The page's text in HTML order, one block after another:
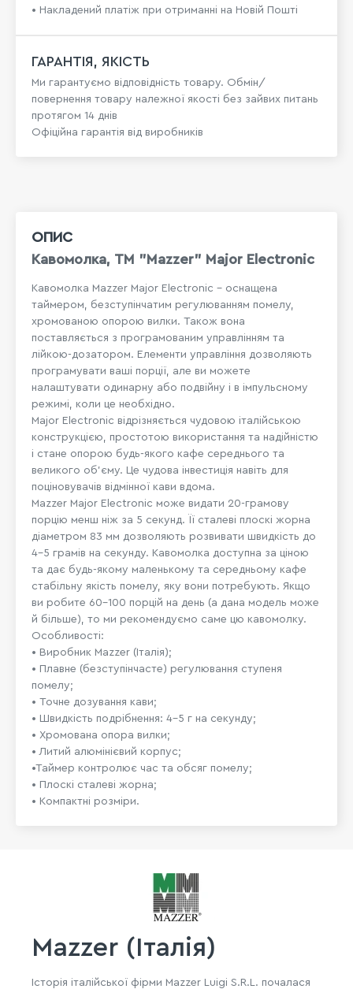
• Накладений платіж при отриманні на Новій Пошті
ГАРАНТІЯ, ЯКІСТЬ
Ми гарантуємо відповідність товару. Обмін/
повернення товару належної якості без зайвих питань
протягом 14 днів
Офіційна гарантія від виробників
ОПИС
Кавомолка, ТМ "Mazzer" Major Electronic
Кавомолка Mazzer Major Electronic – оснащена
таймером, безступінчатим регулюванням помелу,
хромованою опорою вилки. Також вона
поставляється з програмованим управлінням та
лійкою-дозатором. Елементи управління дозволяють
програмувати ваші порції, але ви можете
налаштувати одинарну або подвійну і в імпульсному
режимі, коли це необхідно.
Major Electronic відрізняється чудовою італійською
конструкцією, простотою використання та надійністю
і стане опорою будь-якого кафе середнього та
великого об'єму. Це чудова інвестиція навіть для
поціновувачів відмінної кави вдома.
Mazzer Major Electronic може видати 20-грамову
порцію менш ніж за 5 секунд. Її сталеві плоскі жорна
діаметром 83 мм дозволяють розвивати швидкість до
4-5 грамів на секунду. Кавомолка доступна за ціною
та дає будь-якому маленькому та середньому кафе
стабільну якість помелу, яку вони потребують. Якщо
ви робите 60-100 порцій на день (а дана модель може
й більше), то ми рекомендуємо саме цю кавомолку.
Особливості:
• Виробник Mazzer (Італія);
• Плавне (безступінчасте) регулювання ступеня
помелу;
• Точне дозування кави;
• Швидкість подрібнення: 4-5 г на секунду;
• Хромована опора вилки;
• Литий алюмінієвий корпус;
•Таймер контролює час та обсяг помелу;
• Плоскі сталеві жорна;
• Компактні розміри.
Mazzer (Італія)
Історія італійської фірми Mazzer Luigi S.R.L. почалася